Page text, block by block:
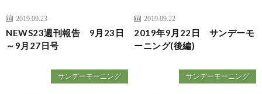
2019.09.23
NEWS23週刊報告 9月23日
～9月27日号
2019.09.22
2019年9月22日 サンデーモ
ーニング(後編)
サンデーモーニング サンデーモーニング